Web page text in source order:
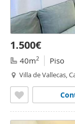
1.500€
40m2 Piso
Villa de Vallecas,